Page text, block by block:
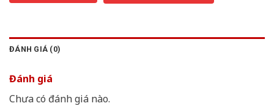
ĐÁNH GIÁ (0)
Đánh giá
Chưa có đánh giá nào.